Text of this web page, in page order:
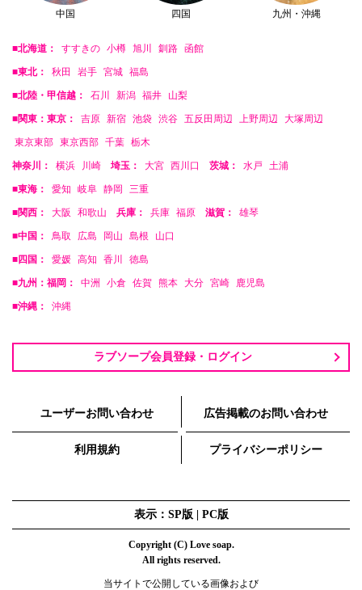
中国 四国 九州・沖縄
■北海道： すすきの 小樽 旭川 釧路 函館
■東北： 秋田 岩手 宮城 福島
■北陸・甲信越： 石川 新潟 福井 山梨
■関東：東京： 吉原 新宿 池袋 渋谷 五反田周辺 上野周辺 大塚周辺
東京東部 東京西部 千葉 栃木
神奈川： 横浜 川崎 埼玉： 大宮 西川口 茨城： 水戸 土浦
■東海： 愛知 岐阜 静岡 三重
■関西： 大阪 和歌山 兵庫： 兵庫 福原 滋賀： 雄琴
■中国： 鳥取 広島 岡山 島根 山口
■四国： 愛媛 高知 香川 徳島
■九州：福岡： 中洲 小倉 佐賀 熊本 大分 宮崎 鹿児島
■沖縄： 沖縄
ラブソープ会員登録・ログイン
ユーザーお問い合わせ 広告掲載のお問い合わせ
利用規約 プライバシーポリシー
表示：SP版 | PC版
Copyright (C) Love soap.
All rights reserved.
当サイトで公開している画像および